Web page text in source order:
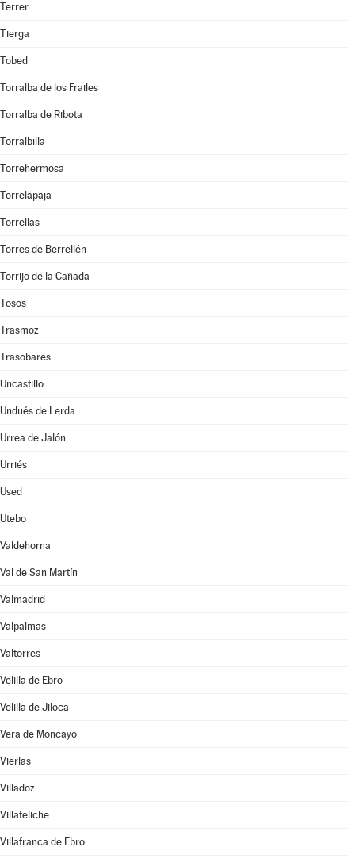
Terrer
Tierga
Tobed
Torralba de los Frailes
Torralba de Ribota
Torralbilla
Torrehermosa
Torrelapaja
Torrellas
Torres de Berrellén
Torrijo de la Cañada
Tosos
Trasmoz
Trasobares
Uncastillo
Undués de Lerda
Urrea de Jalón
Urriés
Used
Utebo
Valdehorna
Val de San Martín
Valmadrid
Valpalmas
Valtorres
Velilla de Ebro
Velilla de Jiloca
Vera de Moncayo
Vierlas
Villadoz
Villafeliche
Villafranca de Ebro